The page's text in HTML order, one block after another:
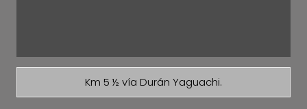
Km 5 ½ vía Durán Yaguachi.